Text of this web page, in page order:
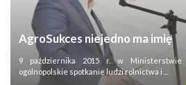
AgroSukces niejedno ma imię
9 października 2015 r. w Ministerstwie
ogólnopolskie spotkanie ludzi rolnictwa i ...